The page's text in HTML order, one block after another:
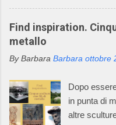
l’uncinetto,
bambini.
avverato,
per il mondo
diventata
diminuita”
affascinato
Find inspiration.
metallo
By Barbara Barbara ottobre
Dopo
in punta di
altre